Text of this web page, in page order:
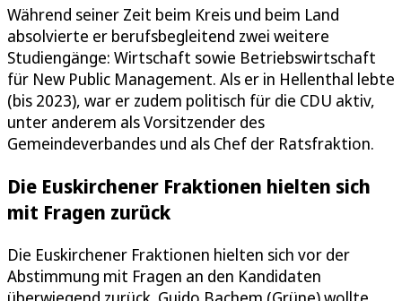
Während seiner Zeit beim Kreis und beim Land
absolvierte er berufsbegleitend zwei weitere
Studiengänge: Wirtschaft sowie Betriebswirtschaft
für New Public Management. Als er in Hellenthal lebte
(bis 2023), war er zudem politisch für die CDU aktiv,
unter anderem als Vorsitzender des
Gemeindeverbandes und als Chef der Ratsfraktion.
Die Euskirchener Fraktionen hielten sich
mit Fragen zurück
Die Euskirchener Fraktionen hielten sich vor der
Abstimmung mit Fragen an den Kandidaten